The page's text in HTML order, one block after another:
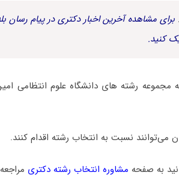
برای مشاهده آخرین اخبار دکتری در پیام رسان
کنید.
رشته های دانشگاه علوم انتظامی
نسبت به انتخاب رشته اقدام کنند.
به صفحه مشاوره انتخاب رشته دکتری